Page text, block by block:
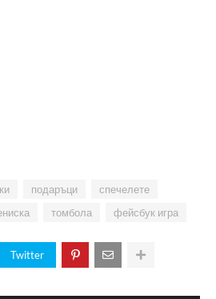
подаръци
спечелете
томбола фейсбук игра
Twitter